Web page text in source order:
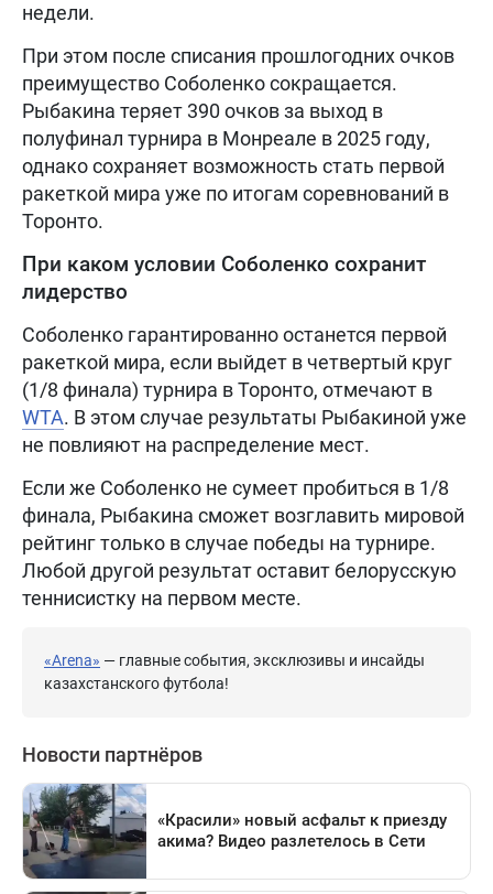
недели.
При этом после списания прошлогодних очков
преимущество Соболенко сокращается.
Рыбакина теряет 390 очков за выход в
полуфинал турнира в Монреале в 2025 году,
однако сохраняет возможность стать первой
ракеткой мира уже по итогам соревнований в
Торонто.
При каком условии Соболенко сохранит
лидерство
Соболенко гарантированно останется первой
ракеткой мира, если выйдет в четвертый круг
(1/8 финала) турнира в Торонто, отмечают в
WTA. В этом случае результаты Рыбакиной уже
не повлияют на распределение мест.
Если же Соболенко не сумеет пробиться в 1/8
финала, Рыбакина сможет возглавить мировой
рейтинг только в случае победы на турнире.
Любой другой результат оставит белорусскую
теннисистку на первом месте.
«Arena» — главные события, эксклюзивы и инсайды
казахстанского футбола!